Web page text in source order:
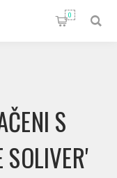
0
S
SOLIVER'